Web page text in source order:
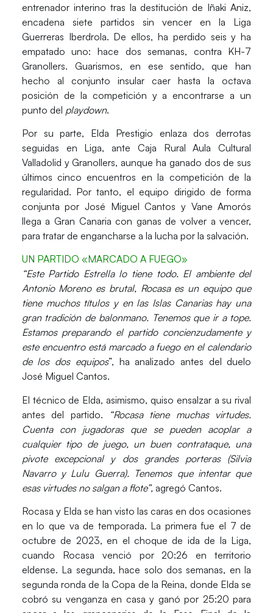
entrenador interino tras la destitución de Iñaki Aniz,
encadena siete partidos sin venceren la Liga
Guerreras Iberdrola. De ellos, ha perdido seisy ha
empatado uno: hace dos semanas, contra KH-7
Granollers. Guarismos, en ese sentido, que han
hecho al conjunto insular caer hasta la octava
posición de la competición y a encontrarse a un
punto del playdown.
Por su parte, Elda Prestigio enlaza dos derrotas
seguidas en Liga, ante Caja Rural Aula Cultural
Valladolid yGranollers, aunque ha ganado dos de sus
últimos cinco encuentros en la competición de la
regularidad. Por tanto, el equipo dirigido de forma
conjunta porJosé Miguel Cantos y Vane Amorós
llega aGran Canariacon ganas de volver a vencer,
para tratar de engancharse a la lucha por la salvación.
UN PARTIDO «MARCADO A FUEGO»
“Este Partido Estrellalo tiene todo. El ambiente del
Antonio Moreno es brutal, Rocasa es un equipo que
tiene muchos títulos y en lasIslas Canarias hay una
gran tradición de balonmano. Tenemos que ir a tope.
Estamos preparando el partido concienzudamente y
este encuentro está marcado a fuego en el calendario
de los dos equipos”, ha analizado antes del duelo
José Miguel Cantos.
El técnico de Elda, asimismo, quiso ensalzar a su rival
antes del partido.
“Rocasa tiene muchas virtudes.
Cuenta con jugadoras que se pueden acoplar a
cualquier tipo de juego, un buen contrataque, una
pivote excepcional y dos grandes porteras (Silvia
Navarro y Lulu Guerra).Tenemos que intentar que
esas virtudes no salgan a flote”,agregó Cantos.
Rocasa y Elda se han visto las caras en dos ocasiones
en lo que va de temporada. La primera fue el 7 de
octubre de 2023, en el choque de ida de la Liga,
cuando Rocasa venció por20:26 en territorio
eldense. La segunda, hace solo dos semanas, en la
segunda ronda de laCopa de la Reina, donde Elda se
cobró su venganza en casa y ganó por 25:20para